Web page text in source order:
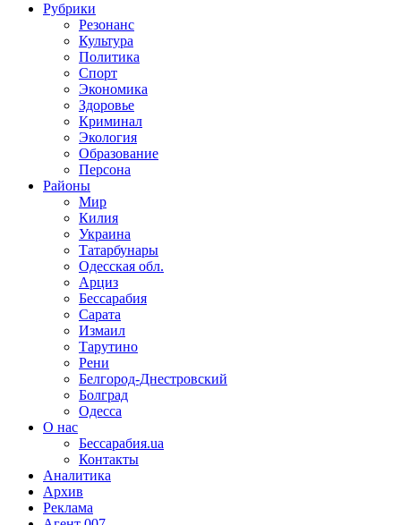
Рубрики
Резонанс
Культура
Политика
Спорт
Экономика
Здоровье
Криминал
Экология
Образование
Персона
Районы
Мир
Килия
Украина
Татарбунары
Одесская обл.
Арциз
Бессарабия
Сарата
Измаил
Тарутино
Рени
Белгород-Днестровский
Болград
Одесса
О нас
Бессарабия.ua
Контакты
Аналитика
Архив
Реклама